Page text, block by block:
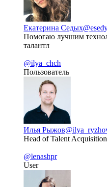
Екатерина Седых
Помогаю лучшим
талантл
@ilya_chch
Пользователь
Илья Рыжов
Head of Talent Acquisition
@lenashpr
User